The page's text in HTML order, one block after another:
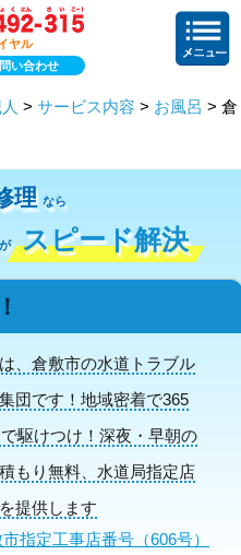
ヤル
い合わせ
> サービス内容 > お風呂 > 倉
理 なら
が スピード解決
、倉敷市の水道トラブル
団です！地域密着で365
駆けつけ！深夜・早朝の
もり無料、水道局指定店
提供します
指定工事店番号（606号）